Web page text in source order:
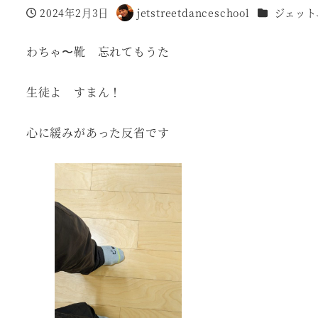
投稿日
2024年2月3日
著
jetstreetdanceschool カテゴリー
ジェッ
わちゃ〜靴 忘れてもうた
生徒よ すまん！
心に緩みがあった反省です